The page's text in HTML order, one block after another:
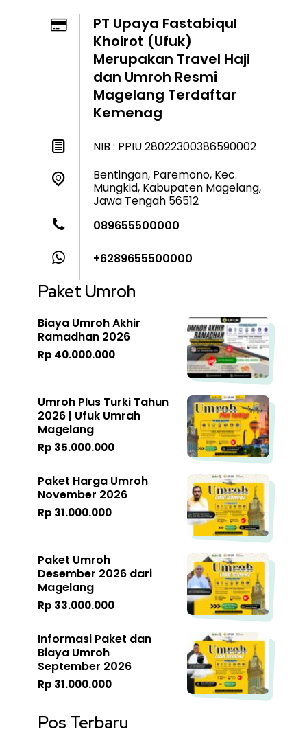
PT Upaya Fastabiqul
Khoirot (Ufuk)
Merupakan Travel Haji
dan Umroh Resmi
Magelang Terdaftar
Kemenag
NIB : PPIU 28022300386590002
Bentingan, Paremono, Kec.
Mungkid, Kabupaten Magelang,
Jawa Tengah 56512
089655500000
+6289655500000
Paket Umroh
Biaya Umroh Akhir
Ramadhan 2026
Rp 40.000.000
Umroh Plus Turki Tahun
2026 | Ufuk Umrah
Magelang
Rp 35.000.000
Paket Harga Umroh
November 2026
Rp 31.000.000
Paket Umroh
Desember 2026 dari
Magelang
Rp 33.000.000
Informasi Paket dan
Biaya Umroh
September 2026
Rp 31.000.000
Pos Terbaru